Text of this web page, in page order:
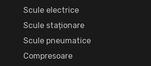
Scule electrice
Scule staționare
Scule pneumatice
Compresoare